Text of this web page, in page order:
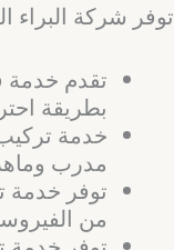
توفر شركة البراء
تقدم خدمة
بطريقة
خدمة
مدرب
توفر خدمة
من